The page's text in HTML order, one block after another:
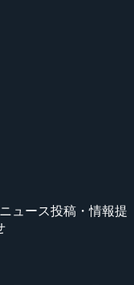
ニュース投稿・情報提